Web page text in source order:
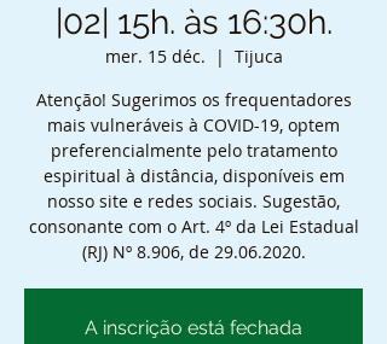
|02| 15h. às 16:30h.
mer. 15 déc.
  |
Tijuca
Atenção! Sugerimos os frequentadores
mais vulneráveis à COVID-19, optem
preferencialmente pelo tratamento
espiritual à distância, disponíveis em
nosso site e redes sociais. Sugestão,
consonante com o Art. 4º da Lei Estadual
(RJ) Nº 8.906, de 29.06.2020.
A inscrição está fechada